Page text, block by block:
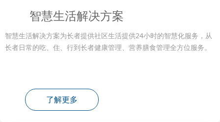
智慧生活解决方案
智慧生活解决方案为长者提供社区生活提供24小时的智慧化服务，从
长者日常的吃、住、行到长者健康管理、营养膳食管理全方位服务。
了解更多